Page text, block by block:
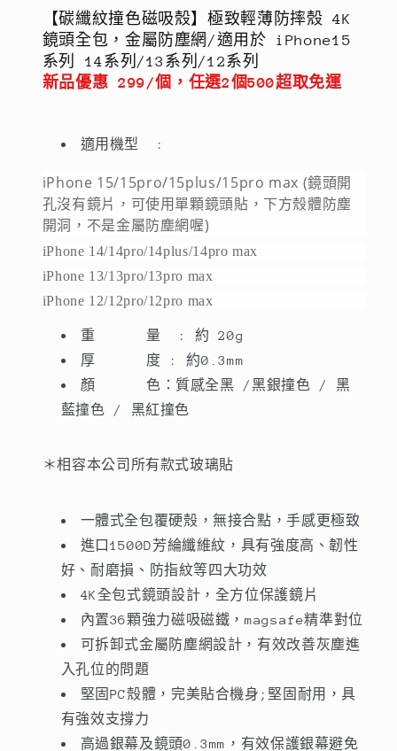
防
摔
殼
4K
全
金
屬
防
塵
用
於
iPhone
15
14
列/13
系
列/12
系
列
數
量
少
防
摔
殼
4K
全
包，
金
屬
防
塵
網/
用
於
iPhone
15
14
列/13
系
列/12
系
列
數
量
增
加
【碳纖紋撞色磁吸殼】極致輕薄防摔殼 4K
鏡頭全包，金屬防塵網/適用於 iPhone15
系列 14系列/13系列/12系列
新品優惠 299/個，任選2個500超取免運
適用機型 :
iPhone 15/15pro/15plus/15pro max (鏡頭開
孔沒有鏡片，可使用單顆鏡頭貼，下方殼體防塵
開洞，不是金屬防塵網喔)
iPhone 14/14pro/14plus/14pro max
iPhone 13/13pro/13pro max
iPhone 12/12pro/12pro max
重 量 :約
20g
厚 度 : 約0.3mm
顏 色：質感全黑 /黑銀撞色 / 黑
藍撞色 / 黑紅撞色
＊相容本公司所有款式玻璃貼
一體式全包覆硬殼，無接合點，手感更極致
進口1500D芳綸纖維紋，具有強度高、韌性
好、耐磨損、防指紋等四大功效
4K全包式鏡頭設計，全方位保護鏡片
內置36顆強力磁吸磁鐵，magsafe精準對位
可拆卸式金屬防塵網設計，有效改善灰塵進
入孔位的問題
堅固PC殼體，完美貼合機身;堅固耐用，具
有強效支撐力
高過銀幕及鏡頭0.3mm，有效保護銀幕避免